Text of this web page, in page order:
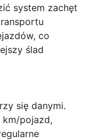
system zachęt
co
ślad
się danymi.
pojazd,